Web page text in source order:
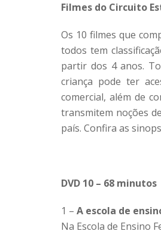
Filmes do Circuito
Os 10 filmes que
todos tem
partir dos 4 anos.
criança pode ter
comercial, além de
transmitem noções
país. Confira as
DVD 10 – 68 minutos
1 – A escola de
Na Escola de Ensino